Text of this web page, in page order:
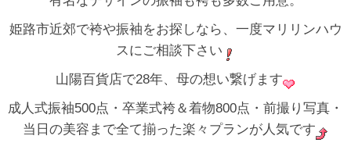
姫路市近郊で袴や振袖をお探しなら、一度マリリンハウ
スにご相談下さい
山陽百貨店で28年、母の想い繋げます
成人式振袖500点・卒業式袴＆着物800点・前撮り写真・
当日の美容まで全て揃った楽々プランが人気です